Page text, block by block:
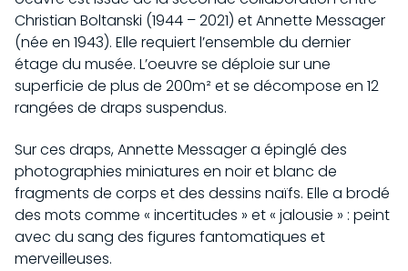
Christian Boltanski (1944 – 2021) et Annette Messager
(née en 1943). Elle requiert l’ensemble du dernier
étage du musée. L’oeuvre se déploie sur une
superficie de plus de 200m² et se décompose en 12
rangées de draps suspendus.
Sur ces draps, Annette Messager a épinglé des
photographies miniatures en noir et blanc de
fragments de corps et des dessins naïfs. Elle a brodé
des mots comme « incertitudes » et « jalousie » : peint
avec du sang des figures fantomatiques et
merveilleuses.